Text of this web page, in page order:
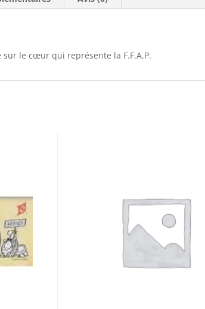
le cœur qui représente la F.F.A.P.